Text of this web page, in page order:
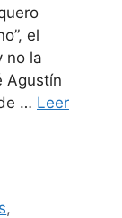
el
no la
Agustín
… Leer
,